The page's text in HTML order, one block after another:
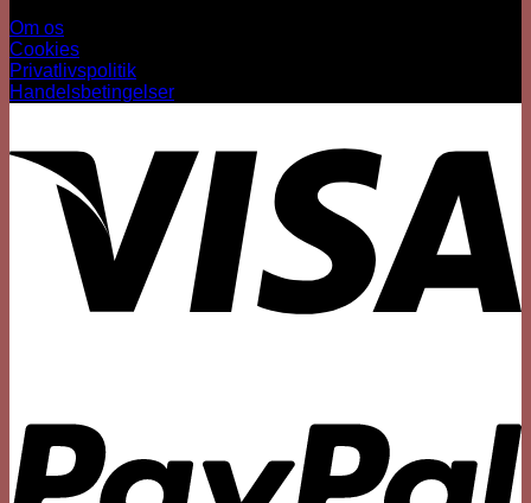
Om os
Cookies
Privatlivspolitik
Handelsbetingelser